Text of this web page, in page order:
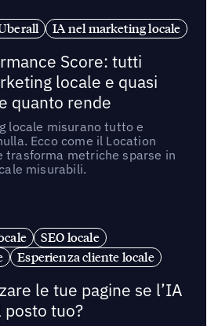
IA nel marketing locale
Score: tutti
locale e quasi
quanto rende
locale misurano tutto e
Ecco come il Location
trasforma metriche sparse in
misurabili.
SEO locale
Esperienza cliente locale
le tue pagine se l’IA
posto tuo?